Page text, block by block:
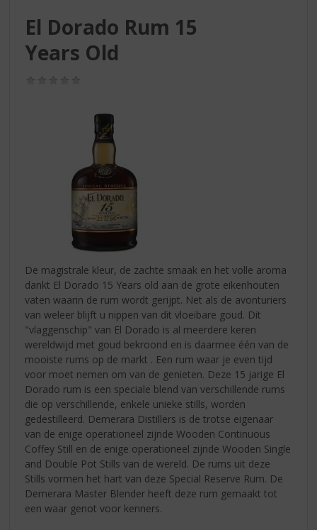
El Dorado Rum 15
Years Old
De magistrale kleur, de zachte smaak en het volle aroma
dankt El Dorado 15 Years old aan de grote eikenhouten
vaten waarin de rum wordt gerijpt. Net als de avonturiers
van weleer blijft u nippen van dit vloeibare goud. Dit
"vlaggenschip" van El Dorado is al meerdere keren
wereldwijd met goud bekroond en is daarmee één van de
mooiste rums op de markt . Een rum waar je even tijd
voor moet nemen om van de genieten. Deze 15 jarige El
Dorado rum is een speciale blend van verschillende rums
die op verschillende, enkele unieke stills, worden
gedestilleerd. Demerara Distillers is de trotse eigenaar
van de enige operationeel zijnde Wooden Continuous
Coffey Still en de enige operationeel zijnde Wooden Single
and Double Pot Stills van de wereld. De rums uit deze
Stills vormen het hart van deze Special Reserve Rum. De
Demerara Master Blender heeft deze rum gemaakt tot
een waar genot voor kenners.